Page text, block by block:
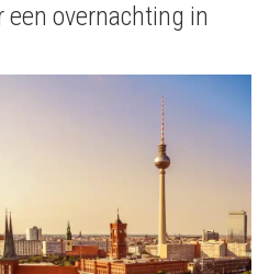
een overnachting in